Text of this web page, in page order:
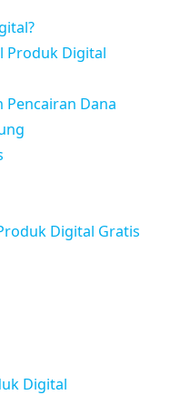
Produk Digital
Pencairan Dana
Digital Gratis
Digital